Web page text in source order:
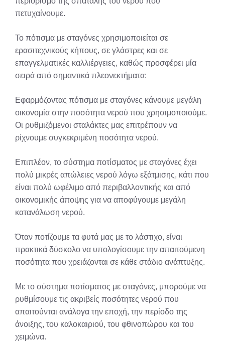
πετυχαίνουμε.
Το πότισμα με σταγόνες χρησιμοποιείται σε
ερασιτεχνικούς κήπους, σε γλάστρες και σε
επαγγελματικές καλλιέργειες, καθώς προσφέρει μία
σειρά από σημαντικά πλεονεκτήματα:
Εφαρμόζοντας πότισμα με σταγόνες κάνουμε μεγάλη
οικονομία στην ποσότητα νερού που χρησιμοποιούμε.
Οι ρυθμιζόμενοι σταλάκτες μας επιτρέπουν να
ρίχνουμε συγκεκριμένη ποσότητα νερού.
Επιπλέον, το σύστημα ποτίσματος με σταγόνες έχει
πολύ μικρές απώλειες νερού λόγω εξάτμισης, κάτι που
είναι πολύ ωφέλιμο από περιβαλλοντικής και από
οικονομικής άποψης για να αποφύγουμε μεγάλη
κατανάλωση νερού.
Όταν ποτίζουμε τα φυτά μας με το λάστιχο, είναι
πρακτικά δύσκολο να υπολογίσουμε την απαιτούμενη
ποσότητα που χρειάζονται σε κάθε στάδιο ανάπτυξης.
Με το σύστημα ποτίσματος με σταγόνες, μπορούμε να
ρυθμίσουμε τις ακριβείς ποσότητες νερού που
απαιτούνται ανάλογα την εποχή, την περίοδο της
άνοιξης, του καλοκαιριού, του φθινοπώρου και του
χειμώνα.